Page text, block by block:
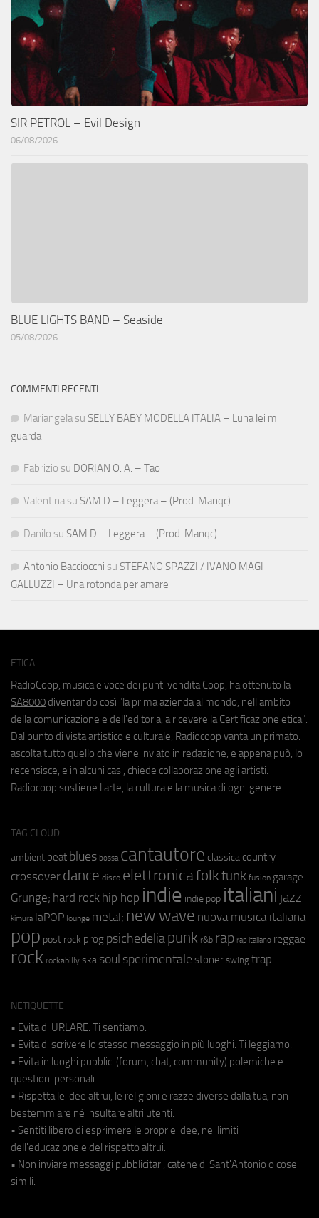
SIR PETROL – Evil Design
06/08/2026
BLUE LIGHTS BAND – Seaside
05/08/2026
COMMENTI RECENTI
Mariangela su SELLY BABY MODELLA ITALIA – Luna lei mi
guarda
Fabrizio su DORIAN O. A. – Tao
Valentina su SAM D – Leggera – (Prod. Manqc)
Danilo su SAM D – Leggera – (Prod. Manqc)
Antonio Bacciocchi su STEFANO SPAZZI / IVANO MAGI
GALLUZZI – Una rotonda per amare
ETICA
RadioCoop, musica e voce dei punti vendita Coop, ha ottenuto la
SA8000 diventando così "la prima azienda al mondo, nell'ambito
della comunicazione e dell'editoria, a ricevere la Certificazione etica".
Dal punto di vista artistico e culturale, Radiocoop vanta un primato:
ascolta tutto quello che viene inviato in redazione, e appena può, lo
recensisce, e in alcuni casi, chiede collaborazione agli artisti.
Radiocoop sostiene l'arte, la cultura e la musica di ogni genere.
TAG CLOUD
ambient beat blues bossa cantautore classica country
crossover dance disco elettronicafolkfunk fusion garage
Grunge; hard rock hip hop indie indie pop italiani jazz
kimura laPOP lounge metal; new wave nuova musica italiana
pop post rock prog psichedeliapunk r&b rap rap italiano reggae
rock rockabilly ska soul sperimentale stoner swing trap
NETIQUETTE
• Evita di URLARE. Ti sentiamo.
• Evita di scrivere lo stesso messaggio in più luoghi. Ti leggiamo.
• Evita in luoghi pubblici (forum, chat, community) polemiche e
questioni personali.
• Rispetta le idee altrui, le religioni e razze diverse dalla tua, non
bestemmiare né insultare altri utenti.
• Sentiti libero di esprimere le proprie idee, nei limiti
dell'educazione e del rispetto altrui.
• Non inviare messaggi pubblicitari, catene di Sant'Antonio o cose
simili.